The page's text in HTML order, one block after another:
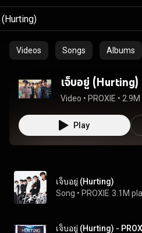
Videos Songs Albums
เจ็บอยู่ (Hurting)
Video • PROXIE •
Play
เจ็บอยู่ (Hurting)
Song • PROXIE 3.1M